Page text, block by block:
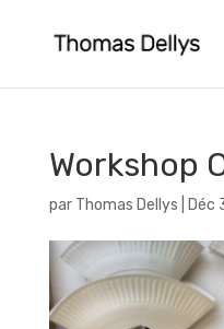
Workshop
par Thomas Dellys Déc